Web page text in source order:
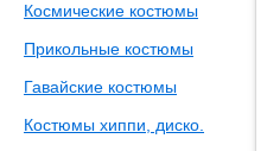
Космические костюмы
Прикольные костюмы
Гавайские костюмы
Костюмы хиппи, диско.